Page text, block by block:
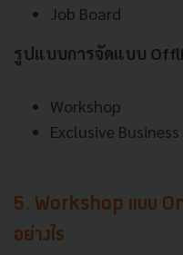
Job Board
รูปแบบการจัดแบบ
Workshop
Exclusive
5. Workshop แบบ
อย่างไร